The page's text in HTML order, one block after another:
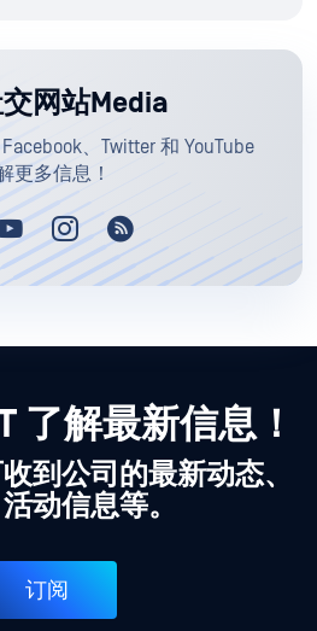
网站Media
、Twitter 和 YouTube
更多信息！
了解最新信息！
到公司的最新动态、
动信息等。
订阅